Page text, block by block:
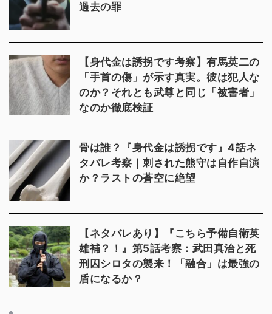
過去の罪
【身代金は誘拐です考察】有馬英二の
「手首の傷」が示す真実。彼は犯人な
のか？それとも武尊と同じ「被害者」
なのか徹底検証
骨は誰？『身代金は誘拐です』4話ネ
タバレ考察｜刺された熊守は自作自演
か？ラストの蒼空に絶望
【ネタバレあり】『こちら予備自衛英
雄補？！』第5話考察：武田真治と死
刑囚シロタの襲来！「融合」は最強の
盾になるか？